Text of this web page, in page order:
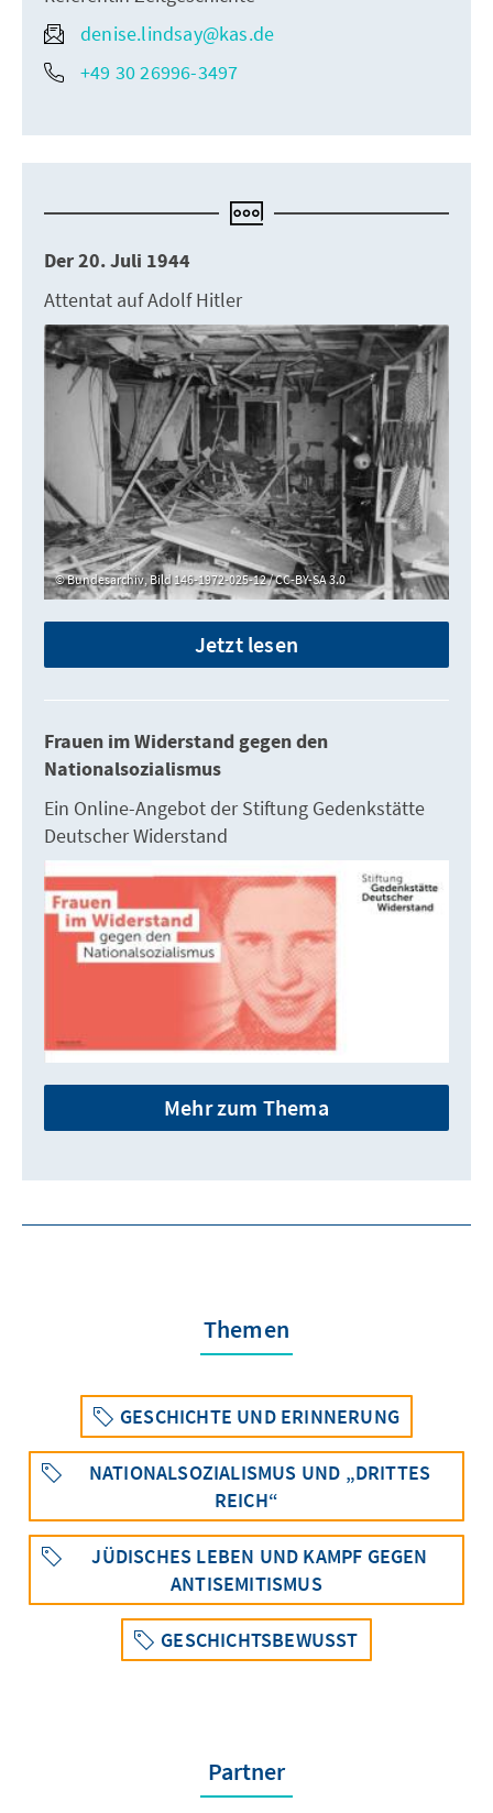
denise.lindsay@kas.de
+49 30 26996-3497
Der 20. Juli 1944
Attentat auf Adolf Hitler
Bundesarchiv, Bild 146-1972-025-12 / CC-BY-SA 3.0
Jetzt lesen
Frauen im Widerstand gegen den
Nationalsozialismus
Ein Online-Angebot der Stiftung Gedenkstätte
Deutscher Widerstand
Mehr zum Thema
Themen
GESCHICHTE UND ERINNERUNG
NATIONALSOZIALISMUS UND „DRITTES
REICH“
JÜDISCHES LEBEN UND KAMPF GEGEN
ANTISEMITISMUS
GESCHICHTSBEWUSST
Partner